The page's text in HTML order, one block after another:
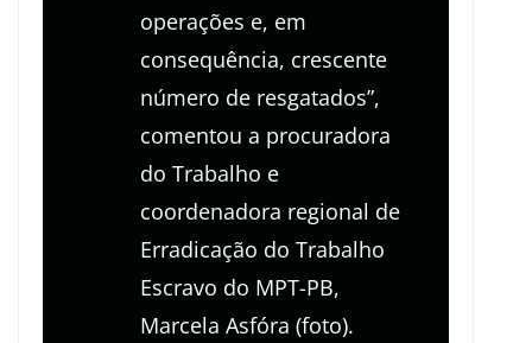
operações e, em
consequência, crescente
número de resgatados”,
comentou a procuradora
do Trabalho e
coordenadora regional de
Erradicação do Trabalho
Escravo do MPT-PB,
Marcela Asfóra (foto).